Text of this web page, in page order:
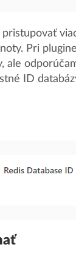
pristupovať
Pri plugine
ale
ID